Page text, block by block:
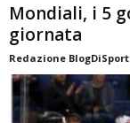
Mondiali, i 5
giornata
Redazione BlogDiSport